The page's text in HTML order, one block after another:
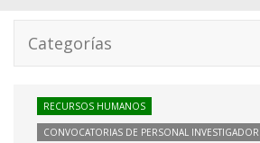
Categorías
RECURSOS HUMANOS
CONVOCATORIAS DE PERSONAL INVESTIGADOR